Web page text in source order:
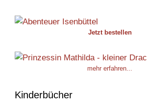
Jetzt bestellen
mehr erfahren...
Kinderbücher